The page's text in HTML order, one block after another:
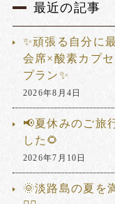
最近の記事
✨頑張る自分に
会席×酸素カプ
プラン✨
2026年8月4日
📢夏休みのご旅
した🌻
2026年7月10日
🌞淡路島の夏を